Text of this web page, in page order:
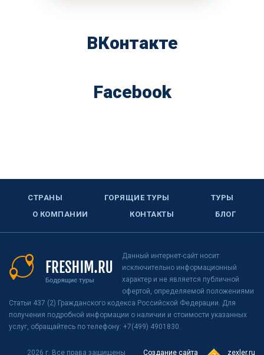
ВКонтакте
Facebook
СТРАНЫ ГОРЯЩИЕ ТУРЫ
ТУРЫ
О КОМПАНИИ
КОНТАКТЫ БЛОГ
Данный интернет-сайт носит
исключительно информационный
характер и не является публичной
офертой, определяемой положениями
Статьи 437 (2) Гражданского кодекса Российской Федерации. Для
получения подробной информации о наличии и стоимости указанных
услуг, обращайтесь по телефону: +7(499) 4901830.
Создание сайта zexler.ru
2026 г. Все права защищены